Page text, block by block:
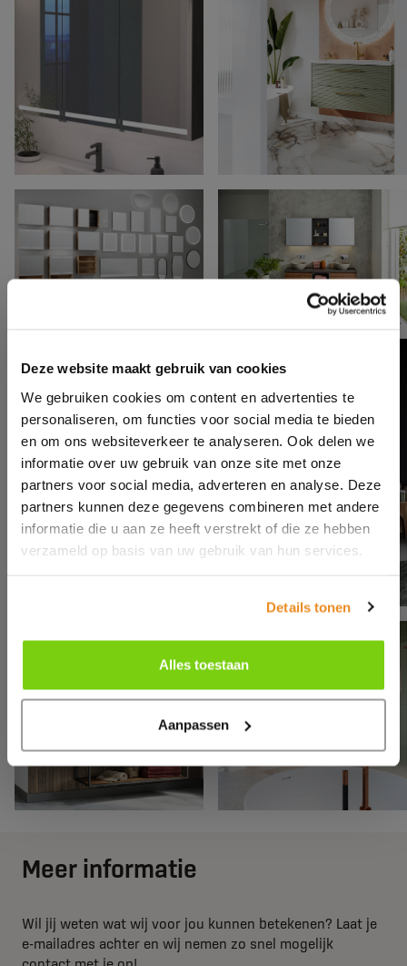
Deze website maakt gebruik van cookies
We gebruiken cookies om content en advertenties te
personaliseren, om functies voor social media te bieden
en om ons websiteverkeer te analyseren. Ook delen we
informatie over uw gebruik van onze site met onze
partners voor social media, adverteren en analyse. Deze
partners kunnen deze gegevens combineren met andere
informatie die u aan ze heeft verstrekt of die ze hebben
verzameld op basis van uw gebruik van hun services.
Details tonen
Alles toestaan
Aanpassen
Meer informatie
Wil jij weten wat wij voor jou kunnen betekenen? Laat je
e-mailadres achter en wij nemen zo snel mogelijk